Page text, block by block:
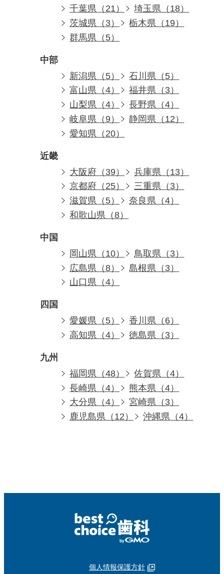
千葉県（21）
埼玉県（18）
茨城県（3）
栃木県（19）
群馬県（5）
中部
新潟県（5）
石川県（5）
富山県（4）
福井県（3）
山梨県（4）
長野県（4）
岐阜県（9）
静岡県（12）
愛知県（20）
近畿
大阪府（39）
兵庫県（13）
京都府（25）
三重県（3）
滋賀県（5）
奈良県（4）
和歌山県（8）
中国
岡山県（10）
鳥取県（3）
広島県（8）
島根県（3）
山口県（4）
四国
愛媛県（5）
香川県（6）
高知県（4）
徳島県（3）
九州
福岡県（48）
佐賀県（4）
長崎県（4）
熊本県（4）
大分県（4）
宮崎県（3）
鹿児島県（12）
沖縄県（4）
個人情報保護方針